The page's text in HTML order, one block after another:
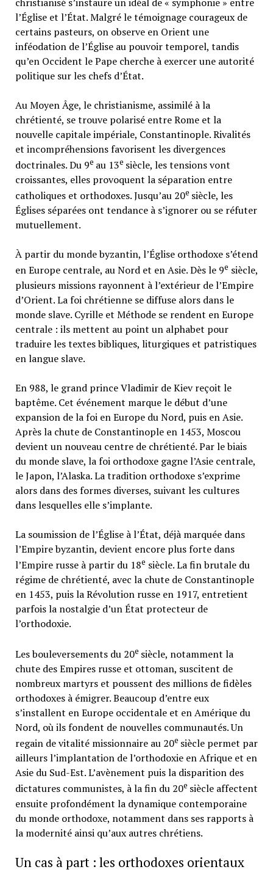
l’Église et l’État. Malgré le témoignage courageux de
certains pasteurs, on observe en Orient une
inféodation de l’Église au pouvoir temporel, tandis
qu’en Occident le Pape cherche à exercer une autorité
politique sur les chefs d’État.
Au Moyen Âge, le christianisme, assimilé à la
chrétienté, se trouve polarisé entre Rome et la
nouvelle capitale impériale, Constantinople. Rivalités
et incompréhensions favorisent les divergences
doctrinales. Du 9e au 13e siècle, les tensions vont
croissantes, elles provoquent la séparation entre
catholiques et orthodoxes. Jusqu’au 20e siècle, les
Églises séparées ont tendance à s’ignorer ou se réfuter
mutuellement.
À partir du monde byzantin, l’Église orthodoxe s’étend
en Europe centrale, au Nord et en Asie. Dès le 9e siècle,
plusieurs missions rayonnent à l’extérieur de l’Empire
d’Orient. La foi chrétienne se diffuse alors dans le
monde slave. Cyrille et Méthode se rendent en Europe
centrale : ils mettent au point un alphabet pour
traduire les textes bibliques, liturgiques et patristiques
en langue slave.
En 988, le grand prince Vladimir de Kiev reçoit le
baptême. Cet événement marque le début d’une
expansion de la foi en Europe du Nord, puis en Asie.
Après la chute de Constantinople en 1453, Moscou
devient un nouveau centre de chrétienté. Par le biais
du monde slave, la foi orthodoxe gagne l’Asie centrale,
le Japon, l’Alaska. La tradition orthodoxe s’exprime
alors dans des formes diverses, suivant les cultures
dans lesquelles elle s’implante.
La soumission de l’Église à l’État, déjà marquée dans
l’Empire byzantin, devient encore plus forte dans
l’Empire russe à partir du 18e siècle. La fin brutale du
régime de chrétienté, avec la chute de Constantinople
en 1453, puis la Révolution russe en 1917, entretient
parfois la nostalgie d’un État protecteur de
l’orthodoxie.
Les bouleversements du 20e siècle, notamment la
chute des Empires russe et ottoman, suscitent de
nombreux martyrs et poussent des millions de fidèles
orthodoxes à émigrer. Beaucoup d’entre eux
s’installent en Europe occidentale et en Amérique du
Nord, où ils fondent de nouvelles communautés. Un
regain de vitalité missionnaire au 20e siècle permet par
ailleurs l’implantation de l’orthodoxie en Afrique et en
Asie du Sud-Est. L’avènement puis la disparition des
dictatures communistes, à la fin du 20e siècle affectent
ensuite profondément la dynamique contemporaine
du monde orthodoxe, notamment dans ses rapports à
la modernité ainsi qu’aux autres chrétiens.
Un cas à part : les orthodoxes orientaux